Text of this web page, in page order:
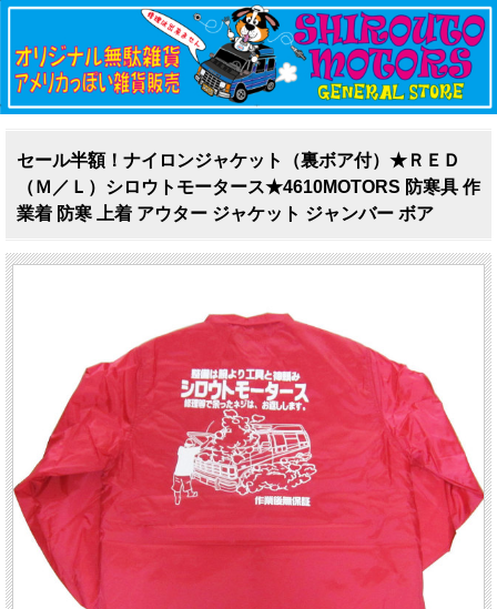
セール半額！ナイロンジャケット（裏ボア付）★ＲＥＤ
（Ｍ／Ｌ）シロウトモータース★4610MOTORS 防寒具 作
業着 防寒 上着 アウター ジャケット ジャンバー ボア